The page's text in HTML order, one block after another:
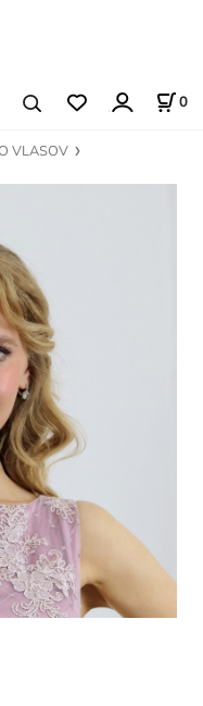
0
VLASOV